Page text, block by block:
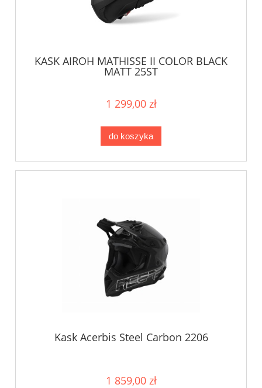
KASK AIROH MATHISSE II COLOR BLACK
MATT 25ST
1 299,00 zł
do koszyka
Kask Acerbis Steel Carbon 2206
1 859,00 zł